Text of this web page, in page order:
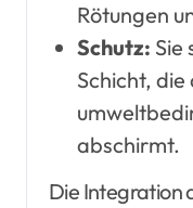
Rötungen
Schutz: Sie
Schicht,
abschirmt.
Die Integration